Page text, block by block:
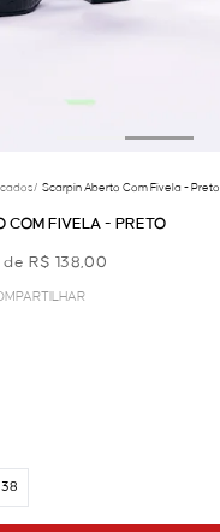
/ Scarpin Aberto Com Fivela - Preto
COM FIVELA - PRETO
R$ 138,00
38